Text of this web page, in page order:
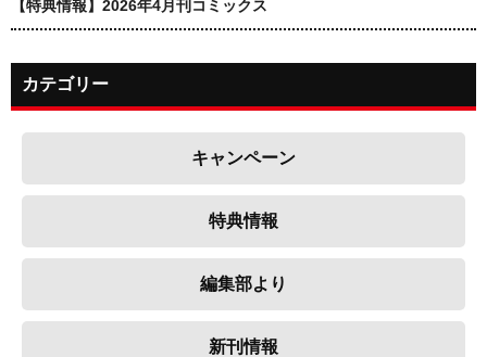
【特典情報】2026年4月刊コミックス
カテゴリー
キャンペーン
特典情報
編集部より
新刊情報